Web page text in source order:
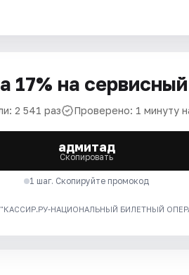
17% на
2 541 раз Проверено: 1 минуту
адмитад
Скопировать
1 шаг. Скопируйте промокод
НАЦИОНАЛЬНЫЙ БИЛЕТНЫЙ